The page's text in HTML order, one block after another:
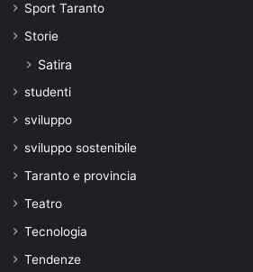
Sport Taranto
Storie
Satira
studenti
sviluppo
sviluppo sostenibile
Taranto e provincia
Teatro
Tecnologia
Tendenze